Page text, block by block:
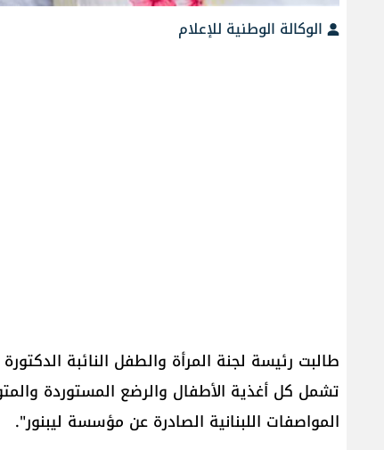
الوكالة الوطنية للإعلام
طالبت رئيسة لجنة المرأة والطفل النائبة
تشمل كل أغذية الأطفال والرضع المستوردة
المواصفات اللبنانية الصادرة عن مؤسسة ليبنور".